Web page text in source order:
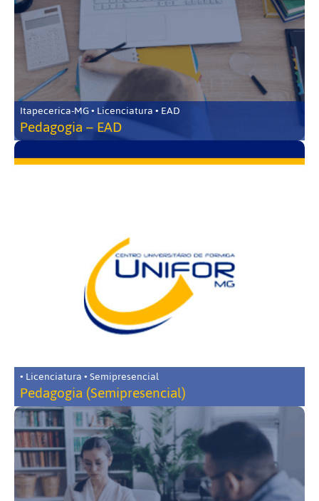
Itapecerica-MG • Licenciatura • EAD
Pedagogia – EAD
• Licenciatura • Semipresencial
Pedagogia (Semipresencial)